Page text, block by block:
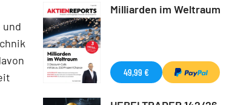
und
Milliarden im Weltraum
49,99 €